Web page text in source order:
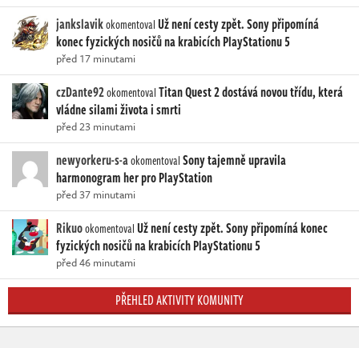
jankslavikokomentovalUž není cesty zpět. Sony připomíná
konec fyzických nosičů na krabicích PlayStationu 5
před 17 minutami
czDante92okomentovalTitan Quest 2 dostává novou třídu, která
vládne silami života i smrti
před 23 minutami
newyorkeru-s-aokomentovalSony tajemně upravila
harmonogram her pro PlayStation
před 37 minutami
RikuookomentovalUž není cesty zpět. Sony připomíná konec
fyzických nosičů na krabicích PlayStationu 5
před 46 minutami
PŘEHLED AKTIVITY KOMUNITY